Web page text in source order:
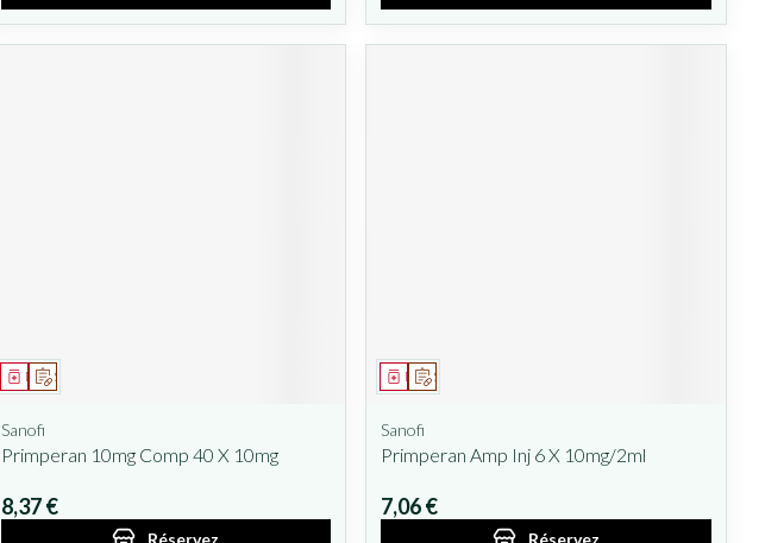
Sur prescription
Médicament
Sanofi
Primperan 10mg Comp 40 X 10mg
8,37 €
Réservez
Sur prescription
Médicament
Sanofi
Primperan Amp Inj 6 X 10mg/2ml
7,06 €
Réservez